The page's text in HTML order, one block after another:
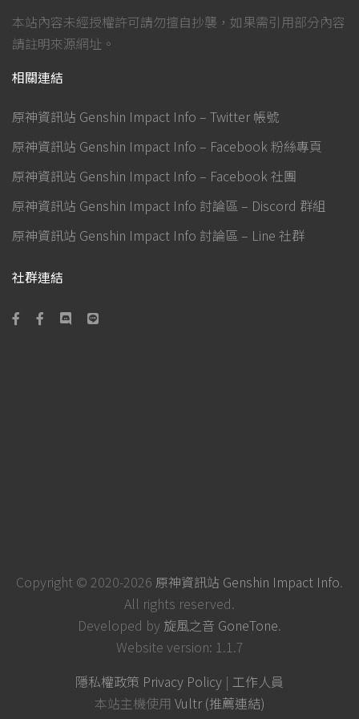
本站內容未經授權許可請勿擅自抄襲，如果需引用部分內容
請註明來源網址。
相關連結
原神資訊站 Genshin Impact Info – Twitter 帳號
原神資訊站 Genshin Impact Info – Facebook 粉絲專頁
原神資訊站 Genshin Impact Info – Facebook 社團
原神資訊站 Genshin Impact Info 討論區 – Discord 群組
原神資訊站 Genshin Impact Info 討論區 – Line 社群
社群連結
Copyright © 2020-2026 原神資訊站 Genshin Impact Info.
All rights reserved.
Developed by 旋風之音 GoneTone.
Website version: 1.1.7
隱私權政策 Privacy Policy | 工作人員
本站主機使用 Vultr (推薦連結)